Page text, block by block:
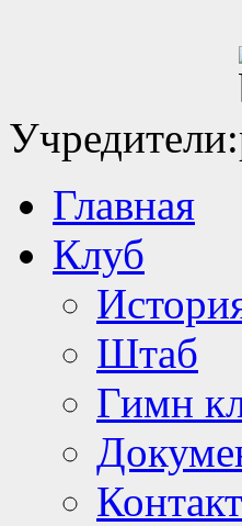
Учредители:
Главная
Клуб
Штаб
Гимн